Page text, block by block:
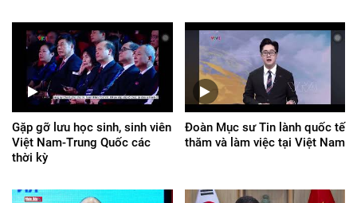
Gặp gỡ lưu học sinh, sinh viên
Việt Nam-Trung Quốc các
thời kỳ
Đoàn Mục sư Tin lành quốc tế
thăm và làm việc tại Việt Nam